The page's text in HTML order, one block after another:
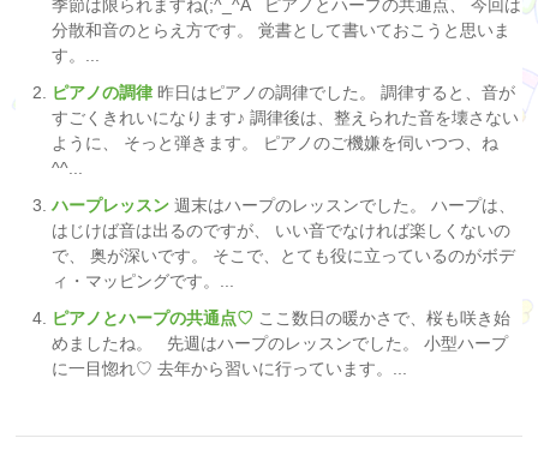
季節は限られますね(;^_^A ピアノとハープの共通点、 今回は
分散和音のとらえ方です。 覚書として書いておこうと思いま
す。...
ピアノの調律 昨日はピアノの調律でした。 調律すると、音が
すごくきれいになります♪ 調律後は、整えられた音を壊さない
ように、 そっと弾きます。 ピアノのご機嫌を伺いつつ、ね
^^...
ハープレッスン週末はハープのレッスンでした。 ハープは、
はじけば音は出るのですが、 いい音でなければ楽しくないの
で、 奥が深いです。 そこで、とても役に立っているのがボデ
ィ・マッピングです。...
ピアノとハープの共通点♡ ここ数日の暖かさで、桜も咲き始
めましたね。 先週はハープのレッスンでした。 小型ハープ
に一目惚れ♡ 去年から習いに行っています。...